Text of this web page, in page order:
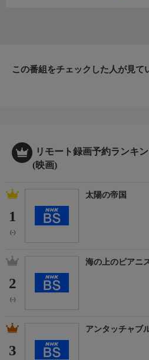
この番組をチェックした人が見て
リモート録画予約ランキ
(映画)
1
(-)
太陽の帝国
2
(-)
海の上のピアニ
3
アンタッチャブ